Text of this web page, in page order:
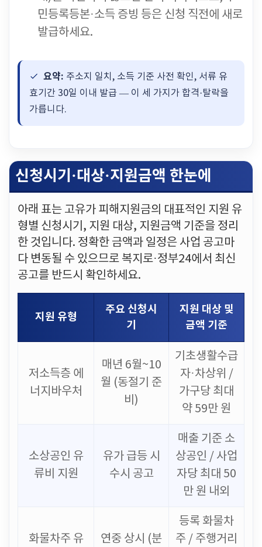
민등록등본·소득 증빙 등은 신청 직전에 새로
발급하세요.
요약: 주소지 일치, 소득 기준 사전 확인, 서류 유
효기간 30일 이내 발급 — 이 세 가지가 합격·탈락을
가릅니다.
신청시기·대상·지원금액 한눈에
아래 표는 고유가 피해지원금의 대표적인 지원 유
형별 신청시기, 지원 대상, 지원금액 기준을 정리
한 것입니다. 정확한 금액과 일정은 사업 공고마
다 변동될 수 있으므로 복지로·정부24에서 최신
공고를 반드시 확인하세요.
지원 유형
주요 신청시
기
지원 대상 및
금액 기준
저소득층 에
너지바우처
매년 6월~10
월 (동절기 준
비)
기초생활수급
자·차상위 /
가구당 최대
약 59만 원
소상공인 유
류비 지원
유가 급등 시
수시 공고
매출 기준 소
상공인 / 사업
자당 최대 50
만 원 내외
화물차주 유
연중 상시 (분
등록 화물차
주 / 주행거리